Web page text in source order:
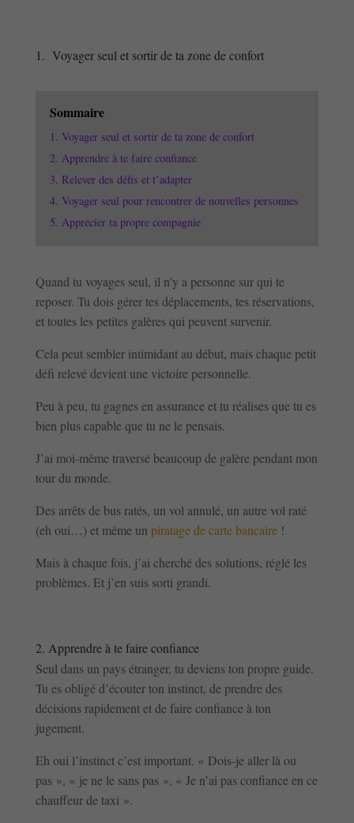
1. Voyager seul et sortir de ta zone de confort
Sommaire
1. Voyager seul et sortir de ta zone de confort
2. Apprendre à te faire confiance
3. Relever des défis et t’adapter
4. Voyager seul pour rencontrer de nouvelles personnes
5. Apprécier ta propre compagnie
Quand tu voyages seul, il n’y a personne sur qui te
reposer. Tu dois gérer tes déplacements, tes réservations,
et toutes les petites galères qui peuvent survenir.
Cela peut sembler intimidant au début, mais chaque petit
défi relevé devient une victoire personnelle.
Peu à peu, tu gagnes en assurance et tu réalises que tu es
bien plus capable que tu ne le pensais.
J’ai moi-même traversé beaucoup de galère pendant mon
tour du monde.
Des arrêts de bus ratés, un vol annulé, un autre vol raté
(eh oui…) et même un piratage de carte bancaire!
Mais à chaque fois, j’ai cherché des solutions, réglé les
problèmes. Et j’en suis sorti grandi.
2. Apprendre à te faire confiance
Seul dans un pays étranger, tu deviens ton propre guide.
Tu es obligé d’écouter ton instinct, de prendre des
décisions rapidement et de faire confiance à ton
jugement.
Eh oui l’instinct c’est important. « Dois-je aller là ou
pas », « je ne le sans pas », « Je n’ai pas confiance en ce
chauffeur de taxi ».